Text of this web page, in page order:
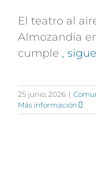
El teatro al
Almozandia
cumple ,
25 junio, 2026 |
Más información